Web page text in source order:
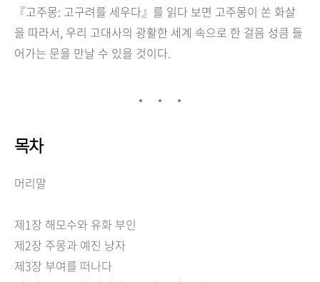
『고주몽: 고구려를 세우다』를 읽다 보면 고주몽이 쏜 화살
을 따라서, 우리 고대사의 광활한 세계 속으로 한 걸음 성큼 들
어가는 문을 만날 수 있을 것이다.
목차
머리말
제1장 해모수와 유화 부인
제2장 주몽과 예진 낭자
제3장 부여를 떠나다